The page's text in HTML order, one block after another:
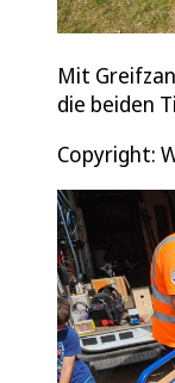
Mit
die beiden
Copyright: